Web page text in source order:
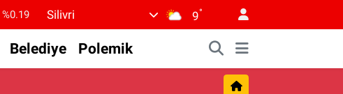
%0.19
%0.18
Silivri 9°
Belediye Polemik